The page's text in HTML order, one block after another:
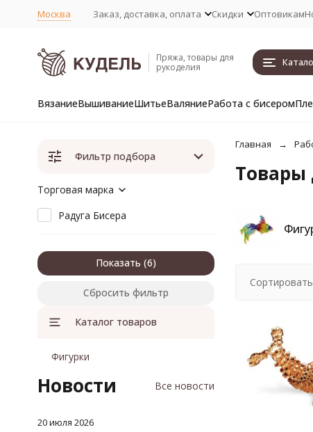
Москва Заказ, доставка, оплата Скидки Оптовикам
Пряжа, товары для
рукоделия
ВязаниеВышиваниеШитьеВаляниеРабота с бисером
Главная
Товары
Фильтр подбора
Торговая марка
Радуга Бисера
Показать
Сбросить фильтр
Каталог товаров
Фигурки
Новости Все новости
20 июля 2026